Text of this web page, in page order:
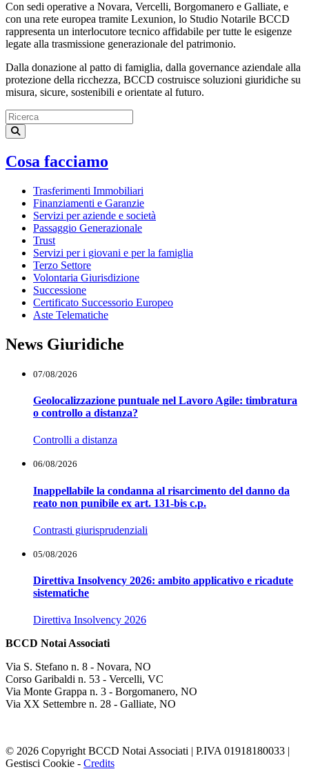
Con sedi operative a Novara, Vercelli, Borgomanero e Galliate, e
con una rete europea tramite Lexunion, lo Studio Notarile BCCD
rappresenta un interlocutore tecnico affidabile per tutte le esigenze
legate alla trasmissione generazionale del patrimonio.
Dalla donazione al patto di famiglia, dalla governance aziendale alla
protezione della ricchezza, BCCD costruisce soluzioni giuridiche su
misura, sicure, sostenibili e orientate al futuro.
Cosa facciamo
Trasferimenti Immobiliari
Finanziamenti e Garanzie
Servizi per aziende e società
Passaggio Generazionale
Trust
Servizi per i giovani e per la famiglia
Terzo Settore
Volontaria Giurisdizione
Successione
Certificato Successorio Europeo
Aste Telematiche
News Giuridiche
07/08/2026
Geolocalizzazione puntuale nel Lavoro Agile: timbratura
o controllo a distanza?
Controlli a distanza
06/08/2026
Inappellabile la condanna al risarcimento del danno da
reato non punibile ex art. 131-bis c.p.
Contrasti giurisprudenziali
05/08/2026
Direttiva Insolvency 2026: ambito applicativo e ricadute
sistematiche
Direttiva Insolvency 2026
BCCD Notai Associati
Via S. Stefano n. 8 - Novara, NO
Corso Garibaldi n. 53 - Vercelli, VC
Via Monte Grappa n. 3 - Borgomanero, NO
Via XX Settembre n. 28 - Galliate, NO
© 2026 Copyright BCCD Notai Associati | P.IVA 01918180033 |
Gestisci Cookie - Credits